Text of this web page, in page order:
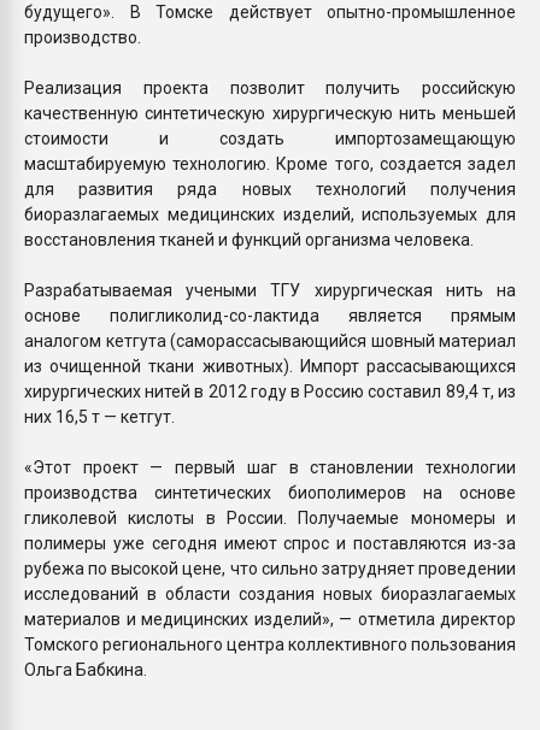
будущего». В Томске действует опытно-промышленное
производство.
Реализация проекта позволит получить российскую
качественную синтетическую хирургическую нить меньшей
стоимости и создать импортозамещающую
масштабируемую технологию. Кроме того, создается задел
для развития ряда новых технологий получения
биоразлагаемых медицинских изделий, используемых для
восстановления тканей и функций организма человека.
Разрабатываемая учеными ТГУ хирургическая нить на
основе полигликолид-со-лактида является прямым
аналогом кетгута (саморассасывающийся шовный материал
из очищенной ткани животных). Импорт рассасывающихся
хирургических нитей в 2012 году в Россию составил 89,4 т, из
них 16,5 т — кетгут.
«Этот проект — первый шаг в становлении технологии
производства синтетических биополимеров на основе
гликолевой кислоты в России. Получаемые мономеры и
полимеры уже сегодня имеют спрос и поставляются из-за
рубежа по высокой цене, что сильно затрудняет проведении
исследований в области создания новых биоразлагаемых
материалов и медицинских изделий», — отметила директор
Томского регионального центра коллективного пользования
Ольга Бабкина.